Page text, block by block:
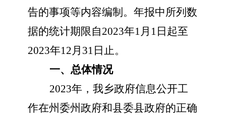
告的事项等内容编制 。年报中所列数
据的统计期限自2023年1月1日起至
2023年12月31日止。
一、总体情况
2023年，我乡政府信息公开工
作在州委州政府和县委县政府的正确